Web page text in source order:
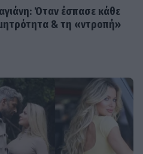
Όταν έσπασε κάθε
& τη «ντροπή»